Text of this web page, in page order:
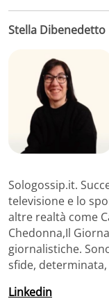
Stella Dibenedetto
Sologossip.it.
televisione e lo
altre realtà come
Chedonna,Il
giornalistiche.
sfide,
Linkedin